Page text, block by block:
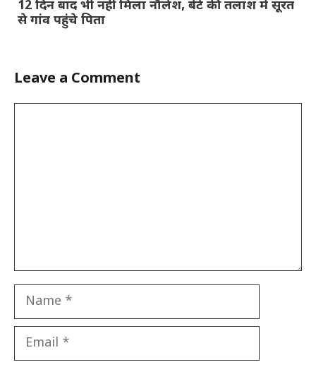
12 दिन बाद भी नहीं मिला नौलेश, बेटे की तलाश में सूरत
से गांव पहुंचे पिता
Leave a Comment
Name
Email